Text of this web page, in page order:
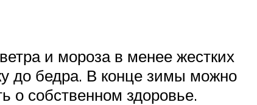
и мороза в менее жестких
до бедра. В конце зимы можно
о собственном здоровье.